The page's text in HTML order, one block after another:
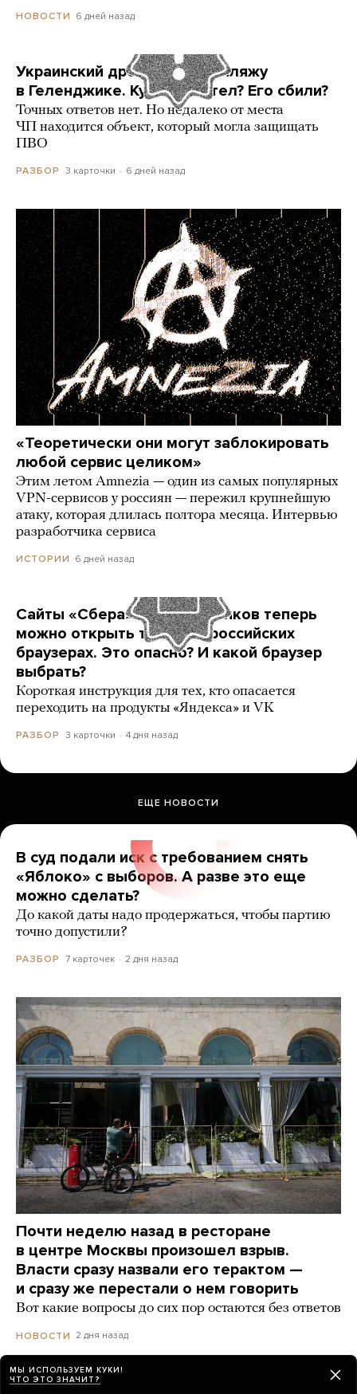
НОВОСТИ 6 дней назад
Украинский дрон попал по пляжу
в Геленджике. Куда он летел? Его сбили?
Точных ответов нет. Но недалеко от места
ЧП находится объект, который могла защищать
ПВО
РАЗБОР 3 карточки 6 дней назад
«Теоретически они могут заблокировать
любой сервис целиком»
Этим летом Amnezia — один из самых популярных
VPN-сервисов у россиян — пережил крупнейшую
атаку, которая длилась полтора месяца. Интервью
разработчика сервиса
ИСТОРИИ 6 дней назад
Сайты «Сбера» и других банков теперь
можно открыть только в российских
браузерах. Это опасно? И какой браузер
выбрать?
Короткая инструкция для тех, кто опасается
переходить на продукты «Яндекса» и VK
РАЗБОР 3 карточки 4 дня назад
ЕЩЕ НОВОСТИ
В суд подали иск с требованием снять
«Яблоко» с выборов. А разве это еще
можно сделать?
До какой даты надо продержаться, чтобы партию
точно допустили?
РАЗБОР 7 карточек 2 дня назад
Почти неделю назад в ресторане
в центре Москвы произошел взрыв.
Власти сразу назвали его терактом —
и сразу же перестали о нем говорить
Вот какие вопросы до сих пор остаются без ответов
НОВОСТИ 2 дня назад
Путин поговорил с полковником ВДВ,
МЫ ИСПОЛЬЗУЕМ КУКИ!
ЧТО ЭТО ЗНАЧИТ?